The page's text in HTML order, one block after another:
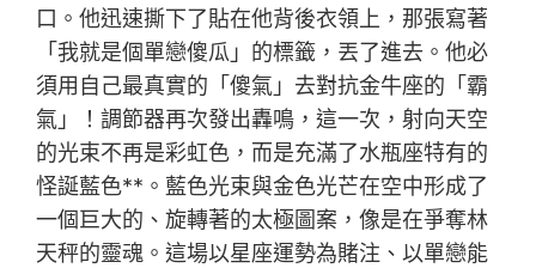
口。他迅速撕下了貼在他背後衣領上，那張寫著
「我就是個單戀傻瓜」的標籤，丟了進去。他必
須用自己最真實的「傻氣」去對抗金牛座的「霸
氣」！調節器再次發出轟鳴，這一次，射向天空
的光束不再是彩虹色，而是充滿了水瓶座特有的
怪誕藍色**。藍色光束與金色光芒在空中形成了
一個巨大的、旋轉著的太極圖案，像是在爭奪林
天秤的靈魂。這場以星座運勢為賭注、以單戀能